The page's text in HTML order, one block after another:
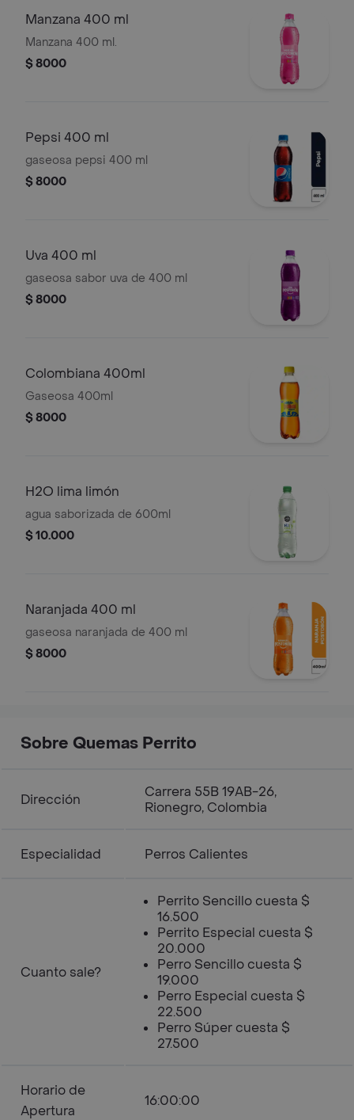
Manzana 400 ml
Manzana 400 ml.
$ 8000
Pepsi 400 ml
gaseosa pepsi 400 ml
$ 8000
Uva 400 ml
gaseosa sabor uva de 400 ml
$ 8000
Colombiana 400ml
Gaseosa 400ml
$ 8000
H2O lima limón
agua saborizada de 600ml
$ 10.000
Naranjada 400 ml
gaseosa naranjada de 400 ml
$ 8000
Sobre Quemas Perrito
Dirección
Carrera 55B 19AB-26,
Rionegro, Colombia
Especialidad Perros Calientes
Cuanto sale?
Perrito Sencillo cuesta $
16.500
Perrito Especial cuesta $
20.000
Perro Sencillo cuesta $
19.000
Perro Especial cuesta $
22.500
Perro Súper cuesta $
27.500
Horario de
Apertura
16:00:00